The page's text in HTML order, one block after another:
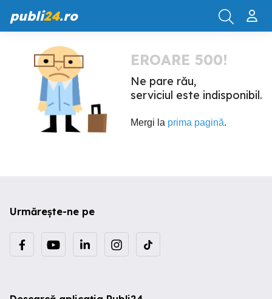
publi24.ro
EROARE 500!
Ne pare rău,
serviciul este indisponibil.
Mergi la prima pagină.
Urmărește-ne pe